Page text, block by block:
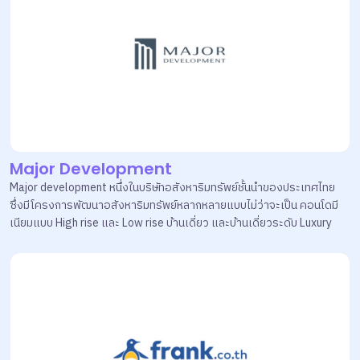
Major Development
Major development หนึ่งในบริษัทอสังหาริมทรัพย์ชั้นนำของประเทศไทย
ซึ่งมีโครงการพัฒนาอสังหาริมทรัพย์หลากหลายแบบไม่ว่าจะเป็น คอนโดมี
เนียมแบบ High rise และ Low rise บ้านเดี่ยว และบ้านเดี่ยวระดับ Luxury